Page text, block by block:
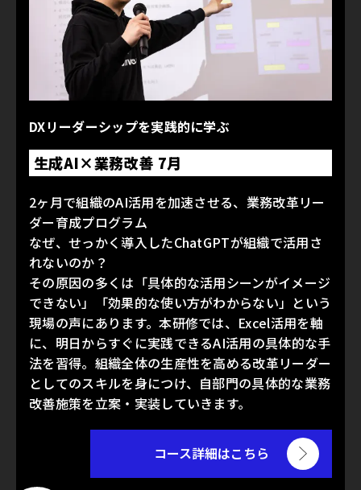
DXリーダーシップを実践的に学ぶ
生成AI×業務改善 7月
2ヶ月で組織のAI活用を加速させる、業務改革リー
ダー育成プログラム
なぜ、せっかく導入したChatGPTが組織で活用さ
れないのか？
その原因の多くは「具体的な活用シーンがイメージ
できない」「効果的な使い方がわからない」という
現場の声にあります。本研修では、Excel活用を軸
に、明日からすぐに実践できるAI活用の具体的な手
法を習得。組織全体の生産性を高める改革リーダー
としてのスキルを身につけ、自部門の具体的な業務
改善施策を立案・実装していきます。
コース詳細はこちら